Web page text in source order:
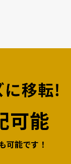
可能
可能です！